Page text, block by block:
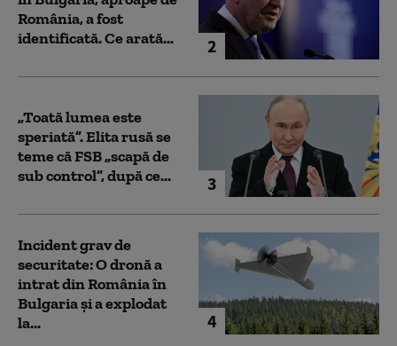
2
România, a fost
identificată. Ce arată...
3
„Toată lumea este
speriată”. Elita rusă se
teme că FSB „scapă de
sub control”, după ce...
4
Incident grav de
securitate: O dronă a
intrat din România în
Bulgaria şi a explodat
la...